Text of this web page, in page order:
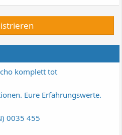
komplett tot
Eure Erfahrungswerte.
0035 455